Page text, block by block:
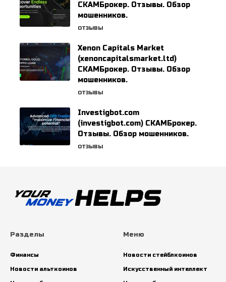
СКАМБрокер. Отзывы. Обзор
мошенников.
ОТЗЫВЫ
Xenon Capitals Market
(xenoncapitalsmarket.ltd)
СКАМБрокер. Отзывы. Обзор
мошенников.
ОТЗЫВЫ
Investigbot.com
(investigbot.com) СКАМБрокер.
Отзывы. Обзор мошенников.
ОТЗЫВЫ
Разделы
Финансы
Новости альткоинов
Меню
Новости стейблкоинов
Искусственный интеллект